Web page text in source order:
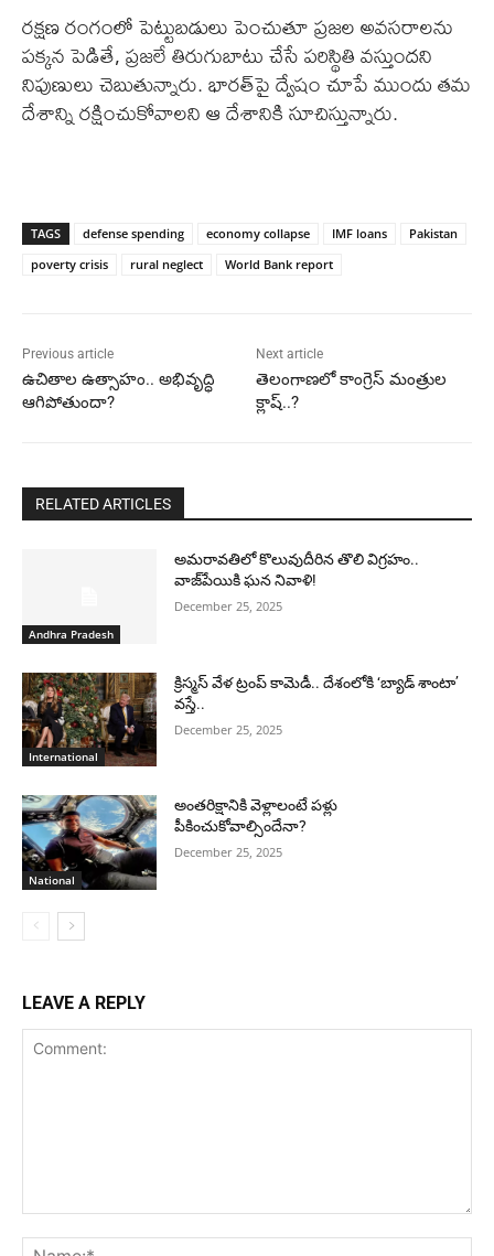
రక్షణ రంగంలో పెట్టుబడులు పెంచుతూ ప్రజల అవసరాలను
పక్కన పెడితే, ప్రజలే తిరుగుబాటు చేసే పరిస్థితి వస్తుందని
నిపుణులు చెబుతున్నారు. భారత్‌పై ద్వేషం చూపే ముందు తమ
దేశాన్ని రక్షించుకోవాలని ఆ దేశానికి సూచిస్తున్నారు.
TAGS defense spending economy collapse IMF loans
Pakistan
poverty crisis
rural neglect World Bank report
Previous article
ఉచితాల ఉత్సాహం.. అభివృద్ధి
ఆగిపోతుందా?
Next article
తెలంగాణలో కాంగ్రెస్ మంత్రుల
క్లాష్..?
RELATED ARTICLES
Andhra Pradesh
అమరావతిలో కొలువుదీరిన తొలి విగ్రహం..
వాజ్‌పేయికి ఘన నివాళి!
December 25, 2025
International
క్రిస్మస్ వేళ ట్రంప్ కామెడీ.. దేశంలోకి ‘బ్యాడ్ శాంటా’
వస్తే..
December 25, 2025
National
అంతరిక్షానికి వెళ్లాలంటే పళ్లు
పీకించుకోవాల్సిందేనా?
December 25, 2025
LEAVE A REPLY